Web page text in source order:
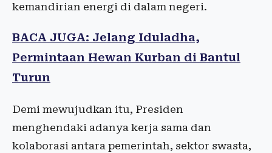
kemandirian energi di dalam negeri.
BACA JUGA: Jelang Iduladha,
Permintaan Hewan Kurban di Bantul
Turun
Demi mewujudkan itu, Presiden
menghendaki adanya kerja sama dan
kolaborasi antara pemerintah, sektor swasta,